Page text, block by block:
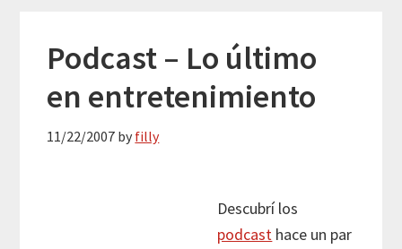
Podcast – Lo último
en entretenimiento
11/22/2007 by filly
Descubrí los
podcast hace un par